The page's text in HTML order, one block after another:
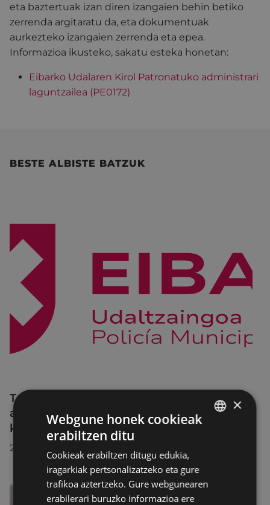
eta baztertuak izan diren izangaien behin betiko
zerrenda argitaratu da, eta dokumentuak
aurkezteko izangaien zerrenda eta epea.
Informazioa ikusteko, sakatu esteka honetan:
Eibarko Udalaren Kirol Patronatuko administrari
laguntzailea (PE0172)
BESTE ALBISTE BATZUK
Trafiko-murrizketak Egogain kalean
abuztuaren 10etik abuztuaren 23ra,
konponketa-lanak direla-eta
2026/07/30
×
Webgune honek cookieak
erabiltzen ditu
Cookieak erabiltzen ditugu edukia,
iragarkiak pertsonalizatzeko eta gure
trafikoa aztertzeko. Gure webgunearen
erabilerari buruzko informazioa ere